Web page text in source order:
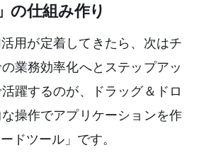
の仕組み作り
用が定着してきたら、次はチ
業務効率化へとステップアッ
躍するのが、ドラッグ＆ドロ
操作でアプリケーションを作
ドツール」です。